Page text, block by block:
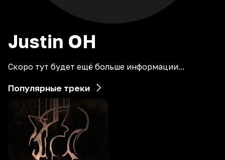
Justin OH
Скоро тут будет ещё больше информации...
Популярные треки